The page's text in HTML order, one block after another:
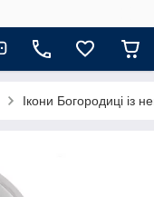
Ікони Богородиці із